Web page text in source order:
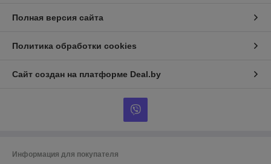
Полная версия сайта
Политика обработки cookies
Сайт создан на платформе Deal.by
Информация для покупателя